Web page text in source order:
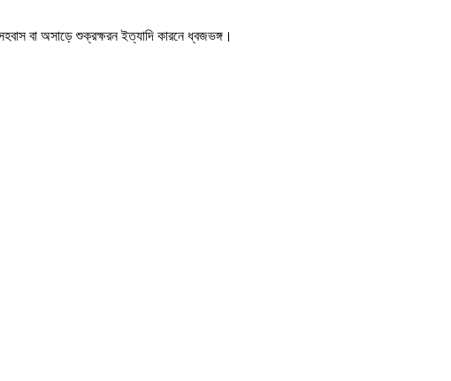
বা অসাড়ে শুক্রক্ষরন ইত্যাদি কারনে ধ্বজভঙ্গ।